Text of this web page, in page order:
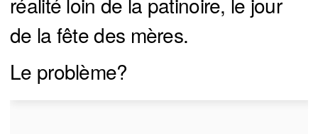
de la fête des mères.
Le problème?